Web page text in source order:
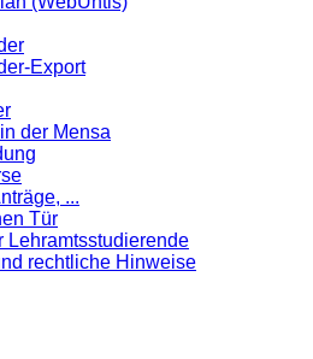
Export
der Mensa
...
Tür
Lehramts­studierende
rechtliche Hinweise